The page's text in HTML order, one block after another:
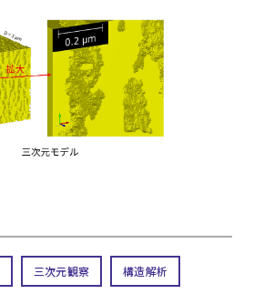
三次元観察 構造解析